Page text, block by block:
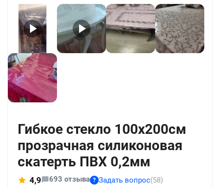
Гибкое стекло 100x200см
прозрачная силиконовая
скатерть ПВХ 0,2мм
4,9 693 отзыва ? Задать вопрос(58)